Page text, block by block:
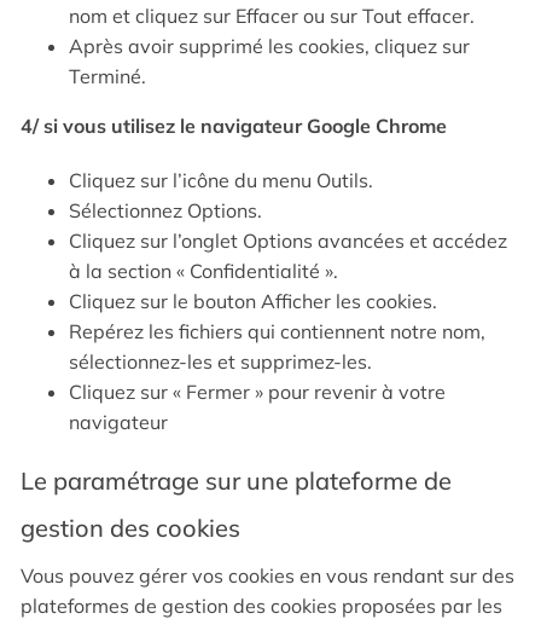
nom et cliquez sur Effacer ou sur Tout effacer.
Après avoir supprimé les cookies, cliquez sur
Terminé.
4/ si vous utilisez le navigateur Google Chrome
Cliquez sur l’icône du menu Outils.
Sélectionnez Options.
Cliquez sur l’onglet Options avancées et accédez
à la section « Confidentialité ».
Cliquez sur le bouton Afficher les cookies.
Repérez les fichiers qui contiennent notre nom,
sélectionnez-les et supprimez-les.
Cliquez sur « Fermer » pour revenir à votre
navigateur
Le paramétrage sur une plateforme de
gestion des cookies
Vous pouvez gérer vos cookies en vous rendant sur des
plateformes de gestion des cookies proposées par les